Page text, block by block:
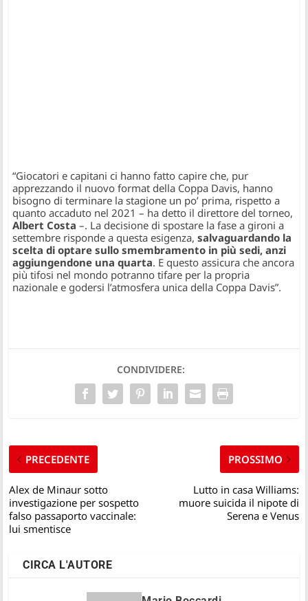
“Giocatori e capitani ci hanno fatto capire che, pur
apprezzando il nuovo format della Coppa Davis, hanno
bisogno di terminare la stagione un po’ prima, rispetto a
quanto accaduto nel 2021 – ha detto il direttore del torneo,
Albert Costa –. La decisione di spostare la fase a gironi a
settembre risponde a questa esigenza,salvaguardando la
scelta di optare sullo smembramento in più sedi, anzi
aggiungendone una quarta. E questo assicura che ancora
più tifosi nel mondo potranno tifare per la propria
nazionale e godersi l’atmosfera unica della Coppa Davis”.
CONDIVIDERE:
PRECEDENTE
Alex de Minaur sotto
investigazione per sospetto
falso passaporto vaccinale:
lui smentisce
PROSSIMO
Lutto in casa Williams:
muore suicida il nipote di
Serena e Venus
CIRCA L'AUTORE